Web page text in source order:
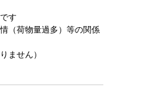
す
（荷物量過多）等の関係
ません）